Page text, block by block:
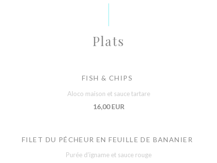
Plats
FISH & CHIPS
Aloco maison et sauce tartare
16,00 EUR
FILET DU PÉCHEUR EN FEUILLE DE BANANIER
Purée d’igname et sauce rouge